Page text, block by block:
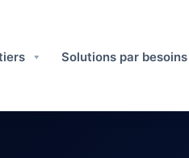
Solutions par besoins